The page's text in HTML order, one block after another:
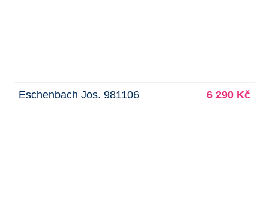
Eschenbach Jos. 981106 6 290 Kč